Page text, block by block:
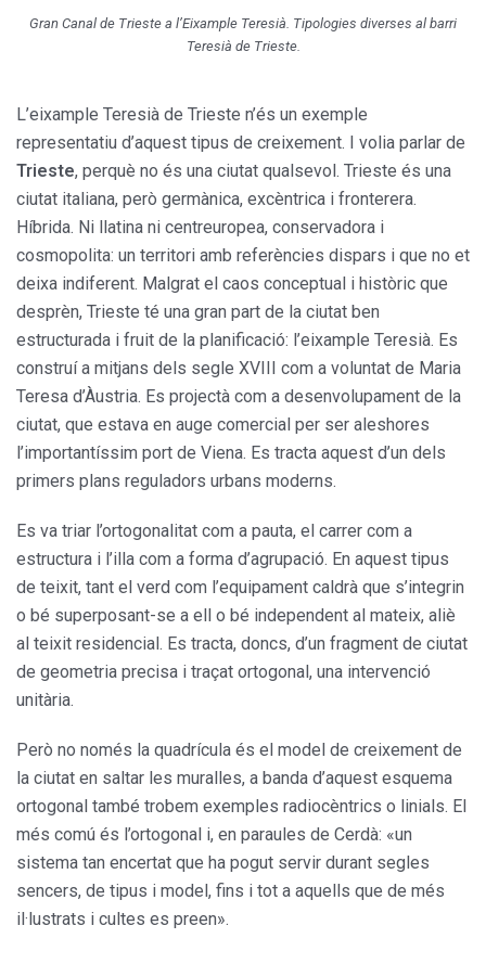
Gran Canal de Trieste a l’Eixample Teresià. Tipologies diverses al barri
Teresià de Trieste.
L’eixample Teresià de Trieste n’és un exemple
representatiu d’aquest tipus de creixement. I volia parlar de
Trieste, perquè no és una ciutat qualsevol. Trieste és una
ciutat italiana, però germànica, excèntrica i fronterera.
Híbrida. Ni llatina ni centreuropea, conservadora i
cosmopolita: un territori amb referències dispars i que no et
deixa indiferent. Malgrat el caos conceptual i històric que
desprèn, Trieste té una gran part de la ciutat ben
estructurada i fruit de la planificació: l’eixample Teresià. Es
construí a mitjans dels segle XVIII com a voluntat de Maria
Teresa d’Àustria. Es projectà com a desenvolupament de la
ciutat, que estava en auge comercial per ser aleshores
l’importantíssim port de Viena. Es tracta aquest d’un dels
primers plans reguladors urbans moderns.
Es va triar l’ortogonalitat com a pauta, el carrer com a
estructura i l’illa com a forma d’agrupació. En aquest tipus
de teixit, tant el verd com l’equipament caldrà que s’integrin
o bé superposant-se a ell o bé independent al mateix, aliè
al teixit residencial. Es tracta, doncs, d’un fragment de ciutat
de geometria precisa i traçat ortogonal, una intervenció
unitària.
Però no només la quadrícula és el model de creixement de
la ciutat en saltar les muralles, a banda d’aquest esquema
ortogonal també trobem exemples radiocèntrics o linials. El
més comú és l’ortogonal i, en paraules de Cerdà: «un
sistema tan encertat que ha pogut servir durant segles
sencers, de tipus i model, fins i tot a aquells que de més
il·lustrats i cultes es preen».